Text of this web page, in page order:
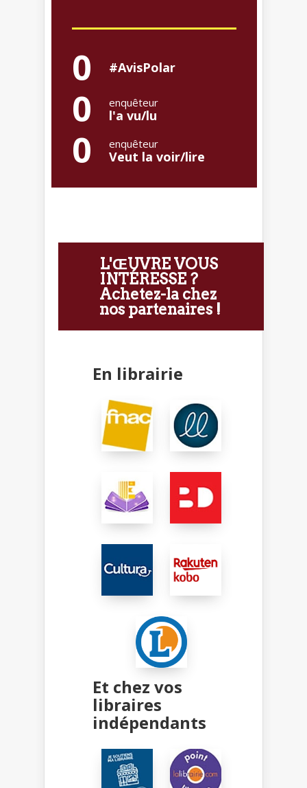
0 #AvisPolar
0 enquêteur
l'a vu/lu
0 enquêteur
Veut la voir/lire
L'ŒUVRE VOUS
INTÉRESSE ?
Achetez-la chez
nos partenaires !
En librairie
Et chez vos
libraires
indépendants